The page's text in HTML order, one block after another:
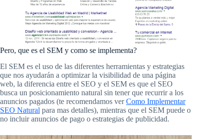
Pero, que es el SEM y como se implementa?
El SEM es el uso de las diferentes herramientas y estrategias
que nos ayudarán a optimizar la visibilidad de una página
web, la diferencia entre el SEO y el SEM es que el SEO
busca un posicionamiento natural sin tener que recurrir a los
anuncios pagados (te recomendamos verComo Implementar
SEO Natural para mas detalles), mientras que el SEM puede o
no incluir anuncios de pago o estrategias de publicidad.